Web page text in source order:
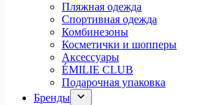
Пляжная одежда
Спортивная одежда
Комбинезоны
Косметички и шопперы
Аксессуары
ÉMILIE CLUB
Подарочная упаковка
Бренды